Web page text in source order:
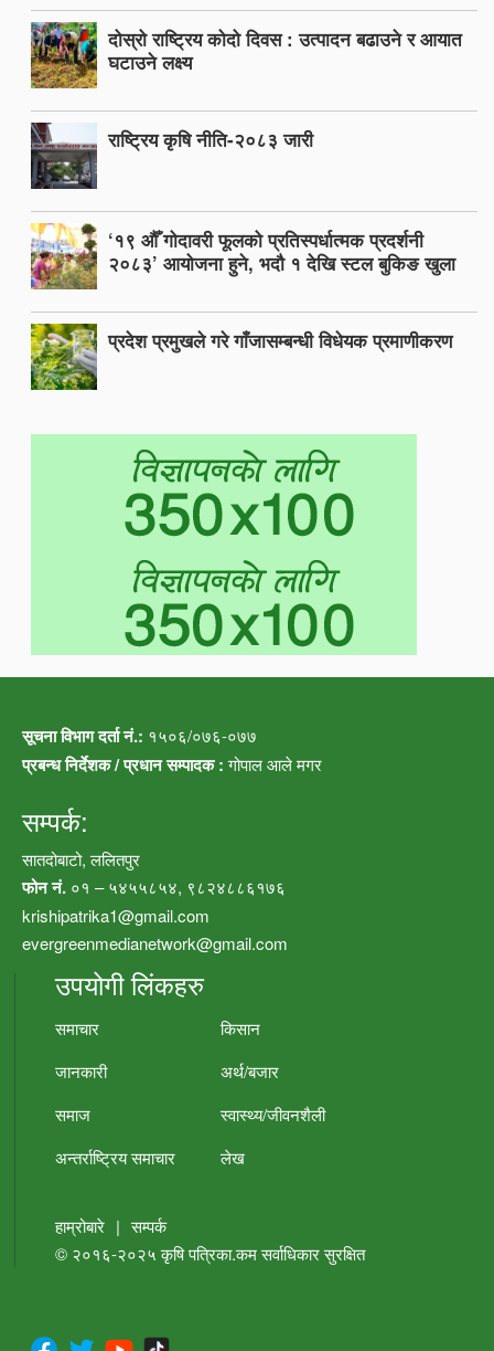
दोस्रो राष्ट्रिय कोदो दिवस : उत्पादन बढाउने र आयात
घटाउने लक्ष्य
राष्ट्रिय कृषि नीति-२०८३ जारी
‘१९ औँ गोदावरी फूलको प्रतिस्पर्धात्मक प्रदर्शनी
२०८३’ आयोजना हुने, भदौ १ देखि स्टल बुकिङ खुला
प्रदेश प्रमुखले गरे गाँजासम्बन्धी विधेयक प्रमाणीकरण
सूचना विभाग दर्ता नं.: १५०६/०७६-०७७
प्रबन्ध निर्देशक / प्रधान सम्पादक :गोपाल आले मगर
सम्पर्क:
सातदोबाटो, ललितपुर
फोन नं. ०१ – ५४५५८५४, ९८२४८८६१७६
krishipatrika1@gmail.com
evergreenmedianetwork@gmail.com
उपयोगी लिंकहरु
समाचार
किसान
जानकारी
अर्थ/बजार
समाज
स्वास्थ्य/जीवनशैली
अन्तर्राष्ट्रिय समाचार
लेख
हाम्रोबारे | सम्पर्क
© २०१६-२०२५कृषि पत्रिका.कमसर्वाधिकार सुरक्षित